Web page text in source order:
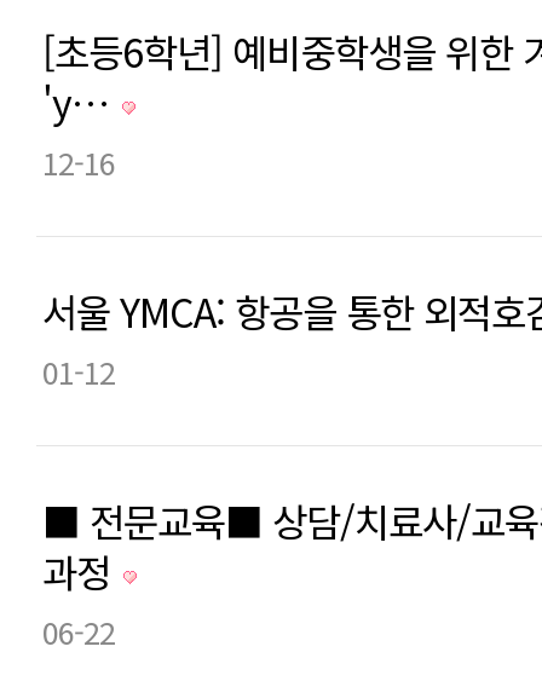
[초등6학년] 예비중학생을 위한
'y…
12-16
서울 YMCA: 항공을 통한 외적
01-12
■ 전문교육■ 상담/치료사/교육
과정
06-22